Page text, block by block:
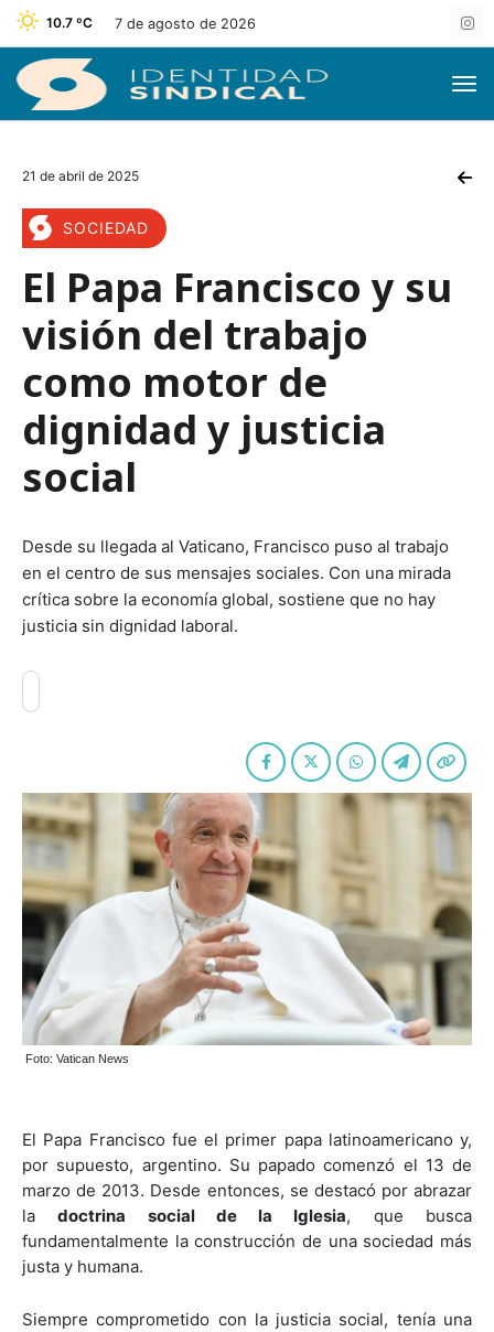
10.7 ºC 7 de agosto de 2026
21 de abril de 2025
SOCIEDAD
El Papa Francisco y su
visión del trabajo
como motor de
dignidad y justicia
social
Desde su llegada al Vaticano, Francisco puso al trabajo
en el centro de sus mensajes sociales. Con una mirada
crítica sobre la economía global, sostiene que no hay
justicia sin dignidad laboral.
Foto: Vatican News
El Papa Francisco fue el primer papa latinoamericano y,
por supuesto, argentino. Su papado comenzó el 13 de
marzo de 2013. Desde entonces, se destacó por abrazar
ladoctrina social de la Iglesia, que busca
fundamentalmente la construcción de una sociedad más
justa y humana.
Siempre comprometido con la justicia social, tenía una